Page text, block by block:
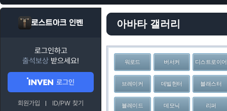
로스트아크 인벤
로그인하고
출석보상 받으세요!
로그인
회원가입 ID/PW 찾기
아바타 갤러리
워로드 버서커 디스트로이어
브레이커 데빌헌터 블래스터
블레이드 데모닉 리퍼